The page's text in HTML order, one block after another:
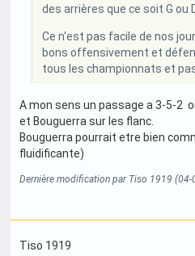
des arrières que ce soit G ou
Ce n'est pas facile de nos
bons offensivement et
tous les championnats et
A mon sens un passage a 3-5-2
et Bouguerra sur les flanc.
Bouguerra pourrait etre bien
fluidificante)
Dernière modification par Tiso 1919
Tiso 1919